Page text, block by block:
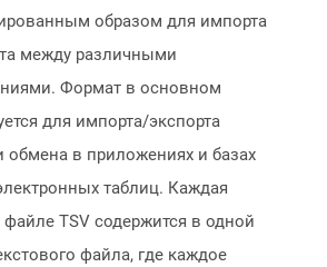
образом для импорта
между различными
Формат в основном
для импорта/экспорта
обмена в приложениях и базах
таблиц. Каждая
файле TSV содержится в одной
файла, где каждое